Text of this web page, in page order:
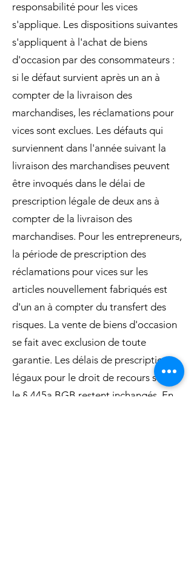
responsabilité pour les vices
s'applique. Les dispositions suivantes
s'appliquent à l'achat de biens
d'occasion par des consommateurs :
si le défaut survient après un an à
compter de la livraison des
marchandises, les réclamations pour
vices sont exclues. Les défauts qui
surviennent dans l'année suivant la
livraison des marchandises peuvent
être invoqués dans le délai de
prescription légale de deux ans à
compter de la livraison des
marchandises. Pour les entrepreneurs,
la période de prescription des
réclamations pour vices sur les
articles nouvellement fabriqués est
d'un an à compter du transfert des
risques. La vente de biens d'occasion
se fait avec exclusion de toute
garantie. Les délais de prescription
légaux pour le droit de recours selon
le § 445a BGB restent inchangés. En